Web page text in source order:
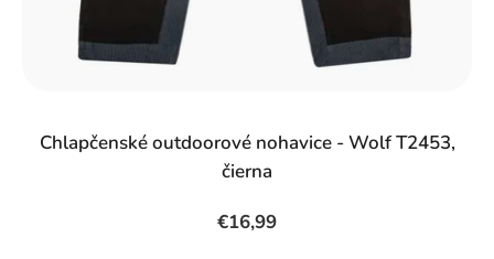
Chlapčenské outdoorové nohavice - Wolf T2453,
čierna
€16,99